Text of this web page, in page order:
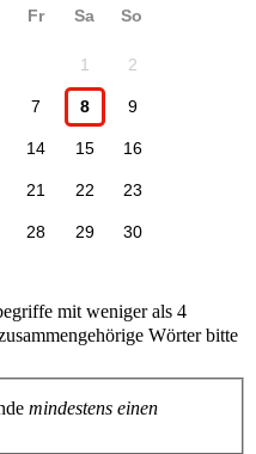
Fr Sa So
1 2
7 8 9
14 15 16
21 22 23
28 29 30
mit weniger als 4
Wörter bitte
mindestens einen